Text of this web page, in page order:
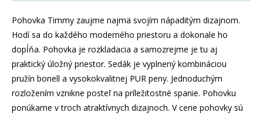
Pohovka Timmy zaujme najmä svojím nápaditým dizajnom.
Hodí sa do každého moderného priestoru a dokonale ho
dopĺňa. Pohovka je rozkladacia a samozrejme je tu aj
praktický úložný priestor. Sedák je vyplnený kombináciou
pružín bonell a vysokokvalitnej PUR peny. Jednoduchým
rozložením vznikne posteľ na príležitostné spanie. Pohovku
ponúkame v troch atraktívnych dizajnoch. V cene pohovky sú